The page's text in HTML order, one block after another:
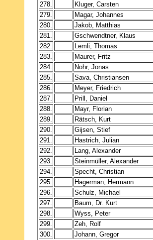
278.
Kluger, Carsten
279.
Magar, Johannes
280.
Jakob, Matthias
281.
Gschwendtner, Klaus
282.
Lemli, Thomas
283.
Maurer, Fritz
284.
Nohr, Jonas
285.
Sava, Christiansen
286.
Meyer, Friedrich
287.
Prill, Daniel
288.
Mayr, Florian
289.
Rätsch, Kurt
290.
Gijsen, Stief
291.
Hastrich, Julian
292.
Lang, Alexander
293.
Steinmüller, Alexander
294.
Specht, Christian
295.
Hagerman, Hermann
296.
Schulz, Michael
297.
Baum, Dr. Kurt
298.
Wyss, Peter
299.
Zeh, Rolf
300.
Johann, Gregor